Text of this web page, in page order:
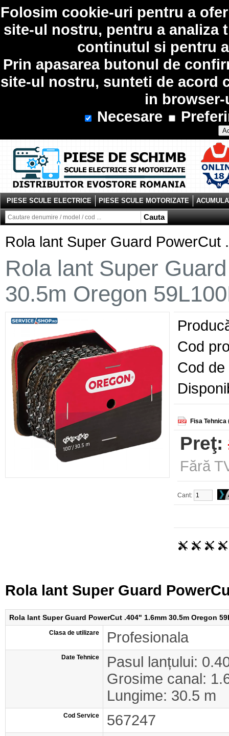
Folosim cookie-uri pentru a
site-ul nostru, pentru a analiza
continutul si pentru
Prin apasarea butonul de
site-ul nostru, sunteti de acord
in
Necesare
Cauta
PIESE SCULE ELECTRICE PIESE SCULE MOTORIZATE
Rola lant Super Guard
Rola lant Super
30.5m Oregon
Cod
Cod
Fisa Tehnica
Preţ:
Fără
Cant:
Rola lant Super Guard
Rola lant Super Guard PowerCut .404" 1.6mm 30.5m Oregon
Clasa de utilizare Profesionala
Date Tehnice
Pasul lanțului:
Grosime canal:
Lungime: 30.5 m
Cod Service 567247